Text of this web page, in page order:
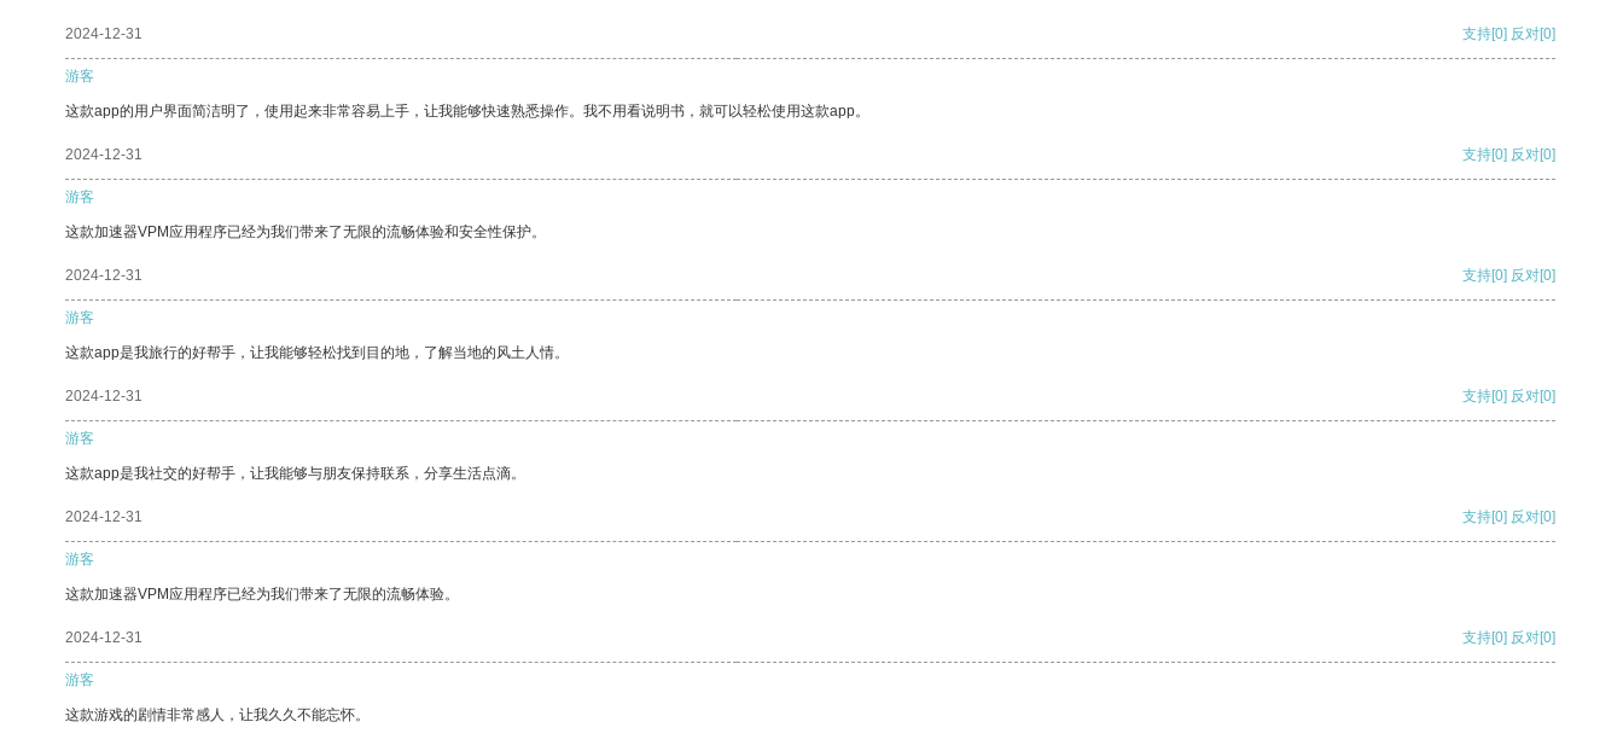
2024-12-31 支持[0] 反对[0]
游客
这款app的用户界面简洁明了，使用起来非常容易上手，让我能够快速熟悉操作。我不用看说明书，就可以轻松使用这款app。
2024-12-31 支持[0] 反对[0]
游客
这款加速器VPM应用程序已经为我们带来了无限的流畅体验和安全性保护。
2024-12-31 支持[0] 反对[0]
游客
这款app是我旅行的好帮手，让我能够轻松找到目的地，了解当地的风土人情。
2024-12-31 支持[0] 反对[0]
游客
这款app是我社交的好帮手，让我能够与朋友保持联系，分享生活点滴。
2024-12-31 支持[0] 反对[0]
游客
这款加速器VPM应用程序已经为我们带来了无限的流畅体验。
2024-12-31 支持[0] 反对[0]
游客
这款游戏的剧情非常感人，让我久久不能忘怀。